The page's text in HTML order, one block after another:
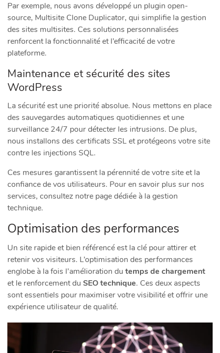
Par exemple, nous avons développé un plugin open-
source, Multisite Clone Duplicator, qui simplifie la gestion
des sites multisites. Ces solutions personnalisées
renforcent la fonctionnalité et l’efficacité de votre
plateforme.
Maintenance et sécurité des sites
WordPress
La sécurité est une priorité absolue. Nous mettons en place
des sauvegardes automatiques quotidiennes et une
surveillance 24/7 pour détecter les intrusions. De plus,
nous installons des certificats SSL et protégeons votre site
contre les injections SQL.
Ces mesures garantissent la pérennité de votre site et la
confiance de vos utilisateurs. Pour en savoir plus sur nos
services, consultez notre page dédiée à la gestion
technique.
Optimisation des performances
Un site rapide et bien référencé est la clé pour attirer et
retenir vos visiteurs. L’optimisation des performances
englobe à la fois l’amélioration du temps de chargement
et le renforcement du SEO technique. Ces deux aspects
sont essentiels pour maximiser votre visibilité et offrir une
expérience utilisateur de qualité.